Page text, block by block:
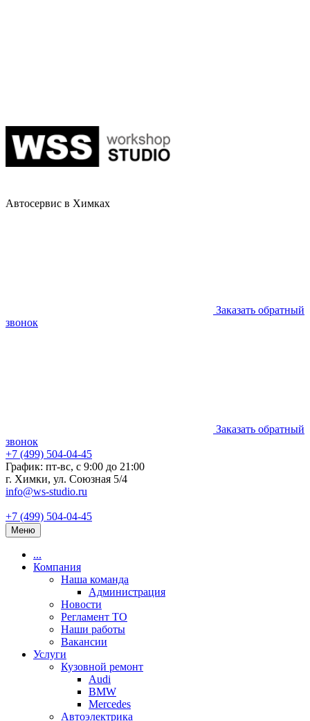
Автосервис в Химках
Заказать обратный
звонок
Заказать обратный
звонок
+7 (499) 504-04-45
График: пт-вс, с 9:00 до 21:00
г. Химки, ул. Союзная 5/4
info@ws-studio.ru
+7 (499) 504-04-45
Меню
...
Компания
Наша команда
Администрация
Новости
Регламент ТО
Наши работы
Вакансии
Услуги
Кузовной ремонт
Audi
BMW
Mercedes
Автоэлектрика